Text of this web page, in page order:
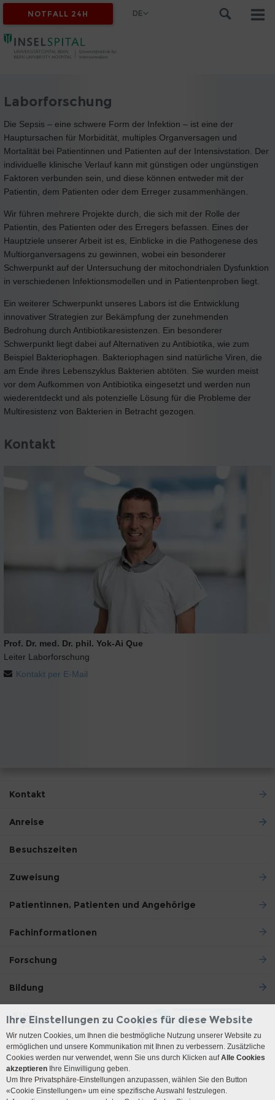
NOTFALL 24H DE
Laborforschung
Die Sepsis – eine schwere Form der Infektion – ist eine der
Hauptursachen für Morbidität, multiples Organversagen und
Mortalität bei Patientinnen und Patienten auf der Intensivstation. Der
individuelle klinische Verlauf kann mit günstigen oder ungünstigen
Faktoren verbunden sein, und diese können entweder mit der
Patientin, dem Patienten oder dem Erreger zusammenhängen.
Wir führen mehrere Projekte durch, die sich mit der Rolle der
Patientin, des Patienten oder des Erregers befassen. Eines der
Hauptziele unserer Arbeit ist es, Einblicke in die Pathogenese des
Multiorganversagens zu gewinnen, wobei ein besonderer
Schwerpunkt auf der Untersuchung der mitochondrialen Dysfunktion
in verschiedenen Infektionsmodellen und in Patientenproben liegt.
Ein weiterer Schwerpunkt unseres Labors ist die Entwicklung
innovativer Strategien zur Bekämpfung der zunehmenden
Bedrohung durch Antibiotikaresistenzen. Ein besonderer
Schwerpunkt liegt dabei auf Alternativen zu Antibiotika, wie zum
Beispiel Bakteriophagen. Bakteriophagen sind natürliche Viren, die
am Ende ihres Lebenszyklus Bakterien abtöten. Sie wurden meist
vor dem Aufkommen von Antibiotika eingesetzt und werden nun
wiederentdeckt und als potenzielle Lösung für die Probleme der
Multiresistenz von Bakterien in Betracht gezogen.
Kontakt
Prof. Dr. med. Dr. phil. Yok-Ai Que
Leiter Laborforschung
Kontakt per E-Mail
Kontakt
Anreise
Besuchszeiten
Zuweisung
Patientinnen, Patienten und Angehörige
Fachinformationen
Forschung
Bildung
Ihre Einstellungen zu Cookies für diese Website
Wir nutzen Cookies, um Ihnen die bestmögliche Nutzung unserer Website zu
ermöglichen und unsere Kommunikation mit Ihnen zu verbessern. Zusätzliche
Cookies werden nur verwendet, wenn Sie uns durch Klicken aufAlle Cookies
akzeptieren Ihre Einwilligung geben.
Um Ihre Privatsphäre-Einstellungen anzupassen, wählen Sie den Button
«Cookie Einstellungen» um eine spezifische Auswahl festzulegen.